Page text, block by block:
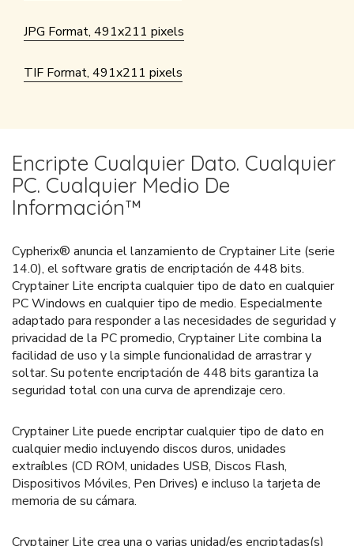
JPG Format, 491x211 pixels
TIF Format, 491x211 pixels
Encripte Cualquier Dato. Cualquier
PC. Cualquier Medio De
Información™
Cypherix® anuncia el lanzamiento de Cryptainer Lite (serie
14.0), el software gratis de encriptación de 448 bits.
Cryptainer Lite encripta cualquier tipo de dato en cualquier
PC Windows en cualquier tipo de medio. Especialmente
adaptado para responder a las necesidades de seguridad y
privacidad de la PC promedio, Cryptainer Lite combina la
facilidad de uso y la simple funcionalidad de arrastrar y
soltar. Su potente encriptación de 448 bits garantiza la
seguridad total con una curva de aprendizaje cero.
Cryptainer Lite puede encriptar cualquier tipo de dato en
cualquier medio incluyendo discos duros, unidades
extraíbles (CD ROM, unidades USB, Discos Flash,
Dispositivos Móviles, Pen Drives) e incluso la tarjeta de
memoria de su cámara.
Cryptainer Lite crea una o varias unidad/es encriptadas(s)